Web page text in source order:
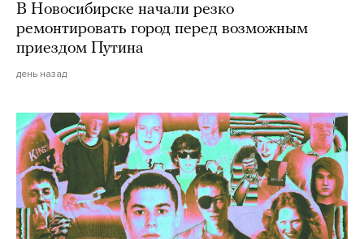
В Новосибирске начали резко
ремонтировать город перед возможным
приездом Путина
день назад